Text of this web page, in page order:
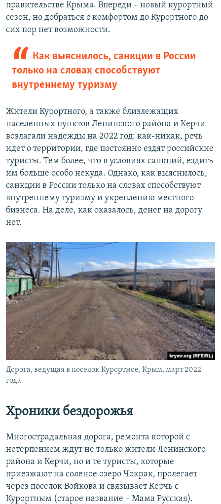
правительстве Крыма. Впереди – новый курортный
сезон, но добраться с комфортом до Курортного до
сих пор нет возможности.
Как выяснилось, санкции в России
только на словах способствуют
внутреннему туризму
Жители Курортного, а также близлежащих
населенных пунктов Ленинского района и Керчи
возлагали надежды на 2022 год: как-никак, речь
идет о территории, где постоянно ездят российские
туристы. Тем более, что в условиях санкций, ездить
им больше особо некуда. Однако, как выяснилось,
санкции в России только на словах способствуют
внутреннему туризму и укреплению местного
бизнеса. На деле, как оказалось, денег на дорогу
нет.
Дорога, ведущая в поселок Курортное, Крым, март 2022
года
Хроники бездорожья
Многострадальная дорога, ремонта которой с
нетерпением ждут не только жители Ленинского
района и Керчи, но и те туристы, которые
приезжают на соленое озеро Чокрак, пролегает
через поселок Войкова и связывает Керчь с
Курортным (старое название – Мама Русская).